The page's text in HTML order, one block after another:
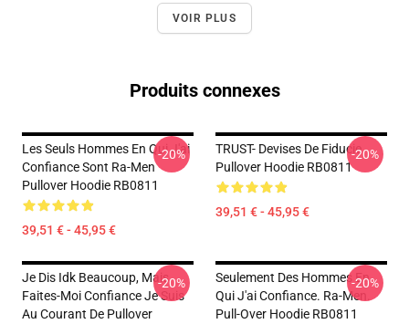
VOIR PLUS
Produits connexes
Les Seuls Hommes En Qui J'ai
Confiance Sont Ra-Men
Pullover Hoodie RB0811
39,51 € - 45,95 €
-20%
TRUST- Devises De Fiducie
Pullover Hoodie RB0811
39,51 € - 45,95 €
-20%
Je Dis Idk Beaucoup, Mais
Faites-Moi Confiance Je Suis
Au Courant De Pullover
-20%
Seulement Des Hommes En
Qui J'ai Confiance. Ra-Men.
Pull-Over Hoodie RB0811
-20%